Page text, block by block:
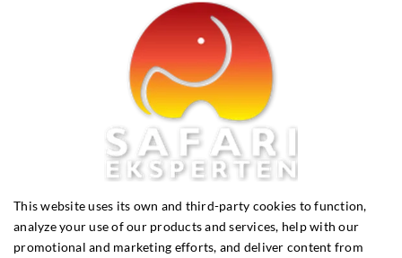
Taj Mahal - Imponerende arkitektur og smuk,
uendelig kærlighed.
Hodi Hodi Bush Camp – Bæredygtig lukus
Fem gode grunde til at besøge Afrikas Perle,
Den bæredygtige, økologiske farm i Afrika
This website uses its own and third-party cookies to function,
analyze your use of our products and services, help with our
promotional and marketing efforts, and deliver content from